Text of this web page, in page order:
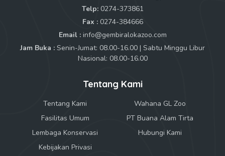
Telp: 0274-373861
Fax : 0274-384666
Email : info@gembiralokazoo.com
Jam Buka : Senin-Jumat: 08.00-16.00 | Sabtu Minggu Libur
Nasional: 08.00-16.00
Tentang Kami
Tentang Kami
Wahana GL Zoo
Fasilitas Umum
PT Buana Alam Tirta
Lembaga Konservasi
Hubungi Kami
Kebijakan Privasi